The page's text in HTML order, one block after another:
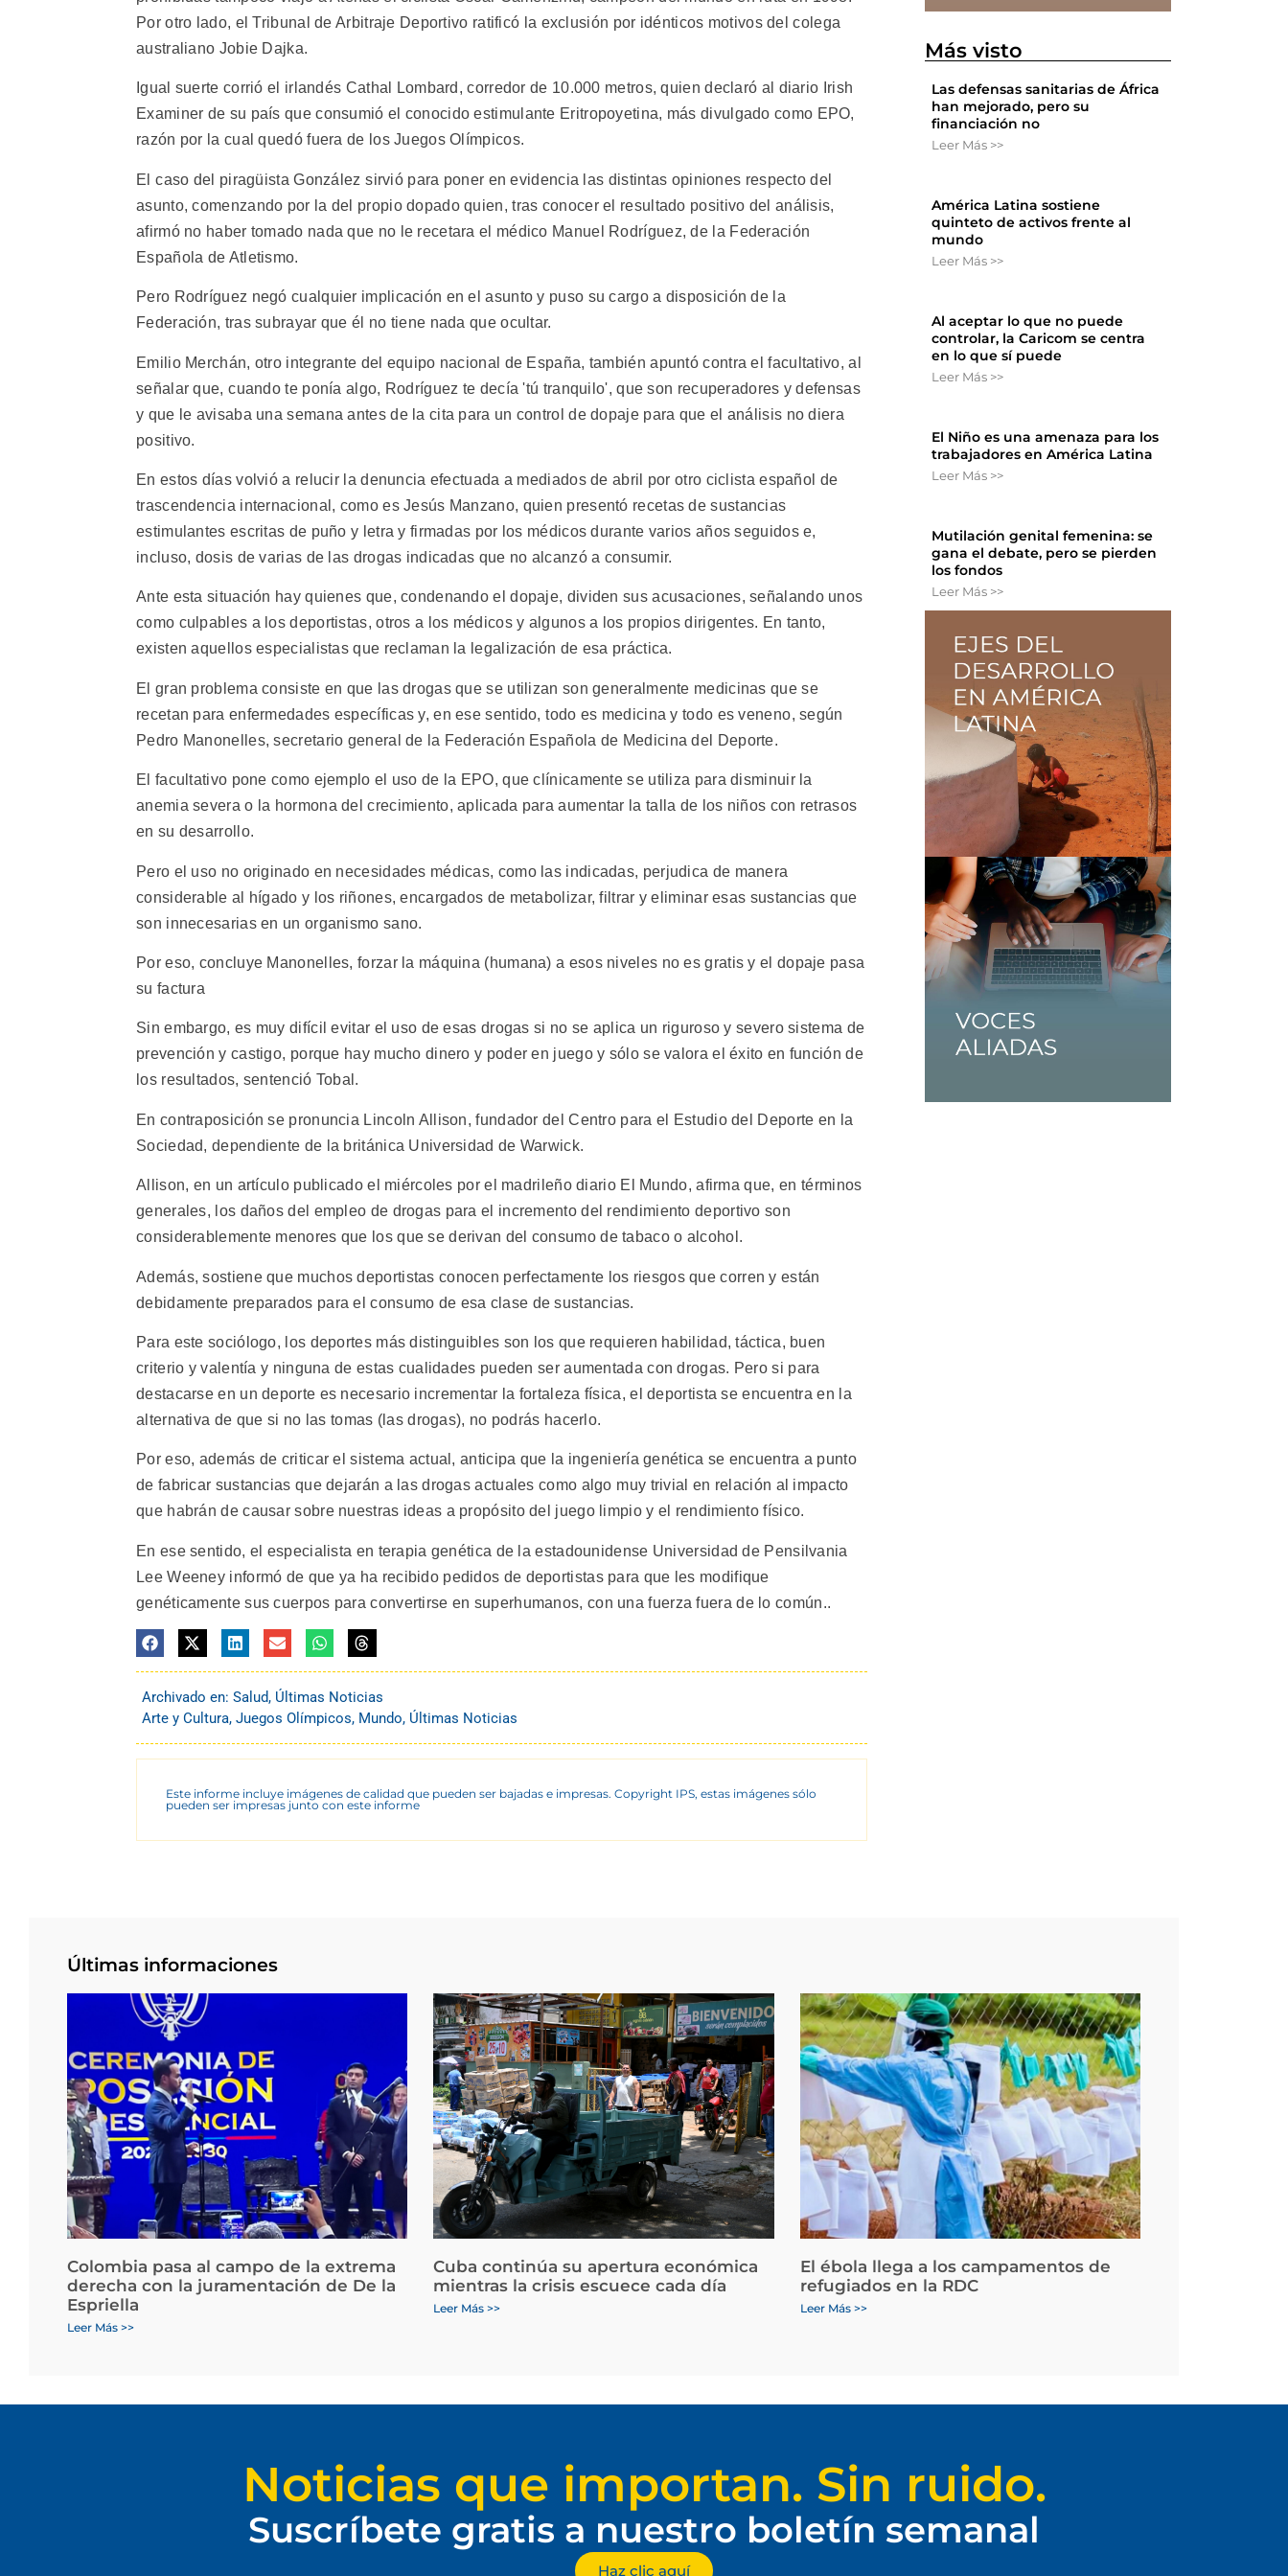
Por otro lado, el Tribunal de Arbitraje Deportivo ratificó la exclusión por idénticos motivos del colega
australiano Jobie Dajka.
Igual suerte corrió el irlandés Cathal Lombard, corredor de 10.000 metros, quien declaró al diario Irish
Examiner de su país que consumió el conocido estimulante Eritropoyetina, más divulgado como EPO,
razón por la cual quedó fuera de los Juegos Olímpicos.
El caso del piragüista González sirvió para poner en evidencia las distintas opiniones respecto del
asunto, comenzando por la del propio dopado quien, tras conocer el resultado positivo del análisis,
afirmó no haber tomado nada que no le recetara el médico Manuel Rodríguez, de la Federación
Española de Atletismo.
Pero Rodríguez negó cualquier implicación en el asunto y puso su cargo a disposición de la
Federación, tras subrayar que él no tiene nada que ocultar.
Emilio Merchán, otro integrante del equipo nacional de España, también apuntó contra el facultativo, al
señalar que, cuando te ponía algo, Rodríguez te decía 'tú tranquilo', que son recuperadores y defensas
y que le avisaba una semana antes de la cita para un control de dopaje para que el análisis no diera
positivo.
En estos días volvió a relucir la denuncia efectuada a mediados de abril por otro ciclista español de
trascendencia internacional, como es Jesús Manzano, quien presentó recetas de sustancias
estimulantes escritas de puño y letra y firmadas por los médicos durante varios años seguidos e,
incluso, dosis de varias de las drogas indicadas que no alcanzó a consumir.
Ante esta situación hay quienes que, condenando el dopaje, dividen sus acusaciones, señalando unos
como culpables a los deportistas, otros a los médicos y algunos a los propios dirigentes. En tanto,
existen aquellos especialistas que reclaman la legalización de esa práctica.
El gran problema consiste en que las drogas que se utilizan son generalmente medicinas que se
recetan para enfermedades específicas y, en ese sentido, todo es medicina y todo es veneno, según
Pedro Manonelles, secretario general de la Federación Española de Medicina del Deporte.
El facultativo pone como ejemplo el uso de la EPO, que clínicamente se utiliza para disminuir la
anemia severa o la hormona del crecimiento, aplicada para aumentar la talla de los niños con retrasos
en su desarrollo.
Pero el uso no originado en necesidades médicas, como las indicadas, perjudica de manera
considerable al hígado y los riñones, encargados de metabolizar, filtrar y eliminar esas sustancias que
son innecesarias en un organismo sano.
Por eso, concluye Manonelles, forzar la máquina (humana) a esos niveles no es gratis y el dopaje pasa
su factura
Sin embargo, es muy difícil evitar el uso de esas drogas si no se aplica un riguroso y severo sistema de
prevención y castigo, porque hay mucho dinero y poder en juego y sólo se valora el éxito en función de
los resultados, sentenció Tobal.
En contraposición se pronuncia Lincoln Allison, fundador del Centro para el Estudio del Deporte en la
Sociedad, dependiente de la británica Universidad de Warwick.
Allison, en un artículo publicado el miércoles por el madrileño diario El Mundo, afirma que, en términos
generales, los daños del empleo de drogas para el incremento del rendimiento deportivo son
considerablemente menores que los que se derivan del consumo de tabaco o alcohol.
Además, sostiene que muchos deportistas conocen perfectamente los riesgos que corren y están
debidamente preparados para el consumo de esa clase de sustancias.
Para este sociólogo, los deportes más distinguibles son los que requieren habilidad, táctica, buen
criterio y valentía y ninguna de estas cualidades pueden ser aumentada con drogas. Pero si para
destacarse en un deporte es necesario incrementar la fortaleza física, el deportista se encuentra en la
alternativa de que si no las tomas (las drogas), no podrás hacerlo.
Por eso, además de criticar el sistema actual, anticipa que la ingeniería genética se encuentra a punto
de fabricar sustancias que dejarán a las drogas actuales como algo muy trivial en relación al impacto
que habrán de causar sobre nuestras ideas a propósito del juego limpio y el rendimiento físico.
En ese sentido, el especialista en terapia genética de la estadounidense Universidad de Pensilvania
Lee Weeney informó de que ya ha recibido pedidos de deportistas para que les modifique
genéticamente sus cuerpos para convertirse en superhumanos, con una fuerza fuera de lo común..
Archivado en: Salud, Últimas Noticias
Arte y Cultura, Juegos Olímpicos, Mundo, Últimas Noticias
Este informe incluye imágenes de calidad que pueden ser bajadas e impresas. Copyright IPS, estas imágenes sólo
pueden ser impresas junto con este informe
Más visto
Las defensas sanitarias de África
han mejorado, pero su
financiación no
Leer Más >>
América Latina sostiene
quinteto de activos frente al
mundo
Leer Más >>
Al aceptar lo que no puede
controlar, la Caricom se centra
en lo que sí puede
Leer Más >>
El Niño es una amenaza para los
trabajadores en América Latina
Leer Más >>
Mutilación genital femenina: se
gana el debate, pero se pierden
los fondos
Leer Más >>
Últimas informaciones
Colombia pasa al campo de la extrema
derecha con la juramentación de De la
Espriella
Leer Más >>
Cuba continúa su apertura económica
mientras la crisis escuece cada día
Leer Más >>
El ébola llega a los campamentos de
refugiados en la RDC
Leer Más >>
Noticias que importan. Sin ruido.
Suscríbete gratis a nuestro boletín semanal
Haz clic aquí